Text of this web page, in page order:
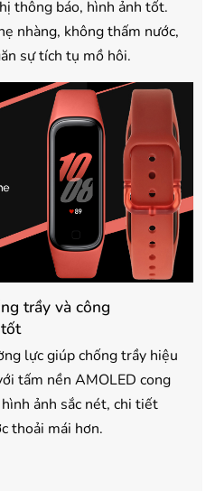
thông báo, hình ảnh tốt.
nhàng, không thấm nước,
sự tích tụ mồ hôi.
trầy và công
lực giúp chống trầy hiệu
tấm nền AMOLED cong
ảnh sắc nét, chi tiết
thoải mái hơn.